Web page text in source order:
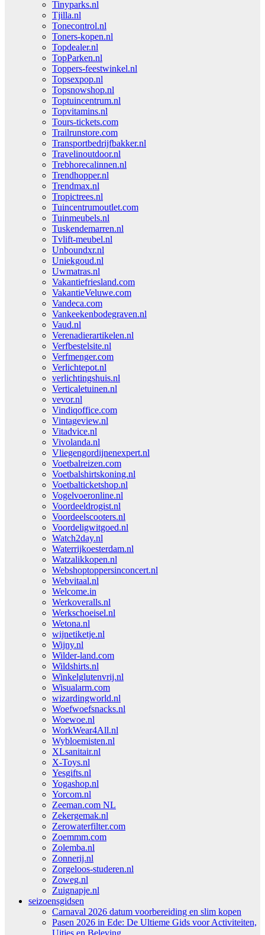
Tinyparks.nl
Tjilla.nl
Tonecontrol.nl
Toners-kopen.nl
Topdealer.nl
TopParken.nl
Toppers-feestwinkel.nl
Topsexpop.nl
Topsnowshop.nl
Toptuincentrum.nl
Topvitamins.nl
Tours-tickets.com
Trailrunstore.com
Transportbedrijfbakker.nl
Travelinoutdoor.nl
Trebhorecalinnen.nl
Trendhopper.nl
Trendmax.nl
Tropictrees.nl
Tuincentrumoutlet.com
Tuinmeubels.nl
Tuskendemarren.nl
Tvlift-meubel.nl
Unboundxr.nl
Uniekgoud.nl
Uwmatras.nl
Vakantiefriesland.com
VakantieVeluwe.com
Vandeca.com
Vankeekenbodegraven.nl
Vaud.nl
Verenadierartikelen.nl
Verfbestelsite.nl
Verfmenger.com
Verlichtepot.nl
verlichtingshuis.nl
Verticaletuinen.nl
vevor.nl
Vindiqoffice.com
Vintageview.nl
Vitadvice.nl
Vivolanda.nl
Vliegengordijnenexpert.nl
Voetbalreizen.com
Voetbalshirtskoning.nl
Voetbalticketshop.nl
Vogelvoeronline.nl
Voordeeldrogist.nl
Voordeelscooters.nl
Voordeligwitgoed.nl
Watch2day.nl
Waterrijkoesterdam.nl
Watzalikkopen.nl
Webshoptoppersinconcert.nl
Webvitaal.nl
Welcome.in
Werkoveralls.nl
Werkschoeisel.nl
Wetona.nl
wijnetiketje.nl
Wijny.nl
Wilder-land.com
Wildshirts.nl
Winkelglutenvrij.nl
Wisualarm.com
wizardingworld.nl
Woefwoefsnacks.nl
Woewoe.nl
WorkWear4All.nl
Wybloemisten.nl
XLsanitair.nl
X-Toys.nl
Yesgifts.nl
Yogashop.nl
Yorcom.nl
Zeeman.com NL
Zekergemak.nl
Zerowaterfilter.com
Zoemmm.com
Zolemba.nl
Zonnerij.nl
Zorgeloos-studeren.nl
Zoweg.nl
Zuignapje.nl
seizoensgidsen
Carnaval 2026 datum voorbereiding en slim kopen
Pasen 2026 in Ede: De Ultieme Gids voor Activiteiten,
Uitjes en Beleving